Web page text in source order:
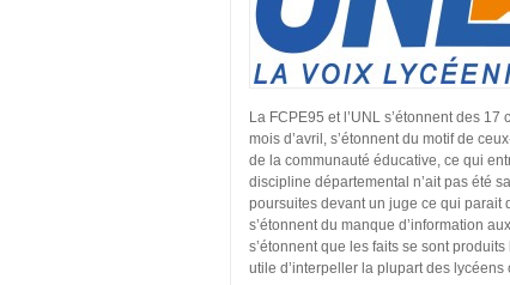
La FCPE95 et l’UNL s’étonnent des
mois d’avril, s’étonnent du motif de
de la communauté éducative, ce qui
discipline départemental n’ait pas été
poursuites devant un juge ce qui parait
s’étonnent du manque d’information
s’étonnent que les faits se sont
utile d’interpeller la plupart des